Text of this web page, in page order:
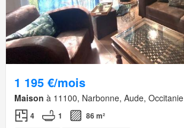
1 195 €/mois
Maison à 11100, Narbonne, Aude, Occitanie
4 1 86 m²